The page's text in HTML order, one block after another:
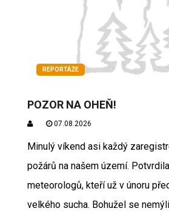
REPORTÁŽE
POZOR NA OHEŇ!
07.08.2026
Minulý víkend asi každý
požárů na našem území.
meteorologů, kteří už v únoru
velkého sucha. Bohužel se